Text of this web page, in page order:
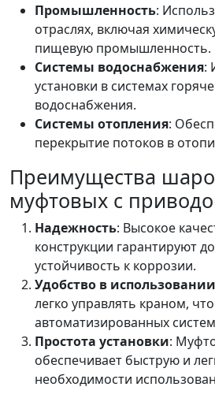
Промышленность:
отраслях, включая
пищевую промышленность.
Системы водоснабжения:
установки в системах
водоснабжения.
Системы отопления:
перекрытие потоков в
Преимущества
муфтовых с
Надежность: Высокое
конструкции гарантируют
устойчивость к коррозии.
Удобство в использовании
легко управлять краном,
автоматизированных
Простота установки:
обеспечивает быструю и
необходимости